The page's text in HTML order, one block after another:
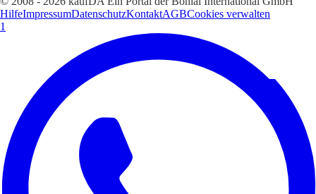
HilfeImpressumDatenschutzKontaktAGBCookies verwalten
1